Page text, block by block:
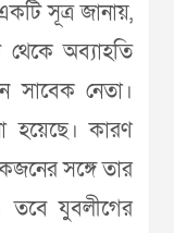
সূত্র জানায়,
অব্যাহতি
সাবেক নেতা।
হয়েছে। কারণ
সঙ্গে তার
তবে যুবলীগের